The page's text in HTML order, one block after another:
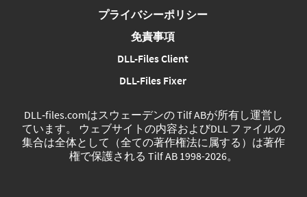
プライバシーポリシー
免責事項
DLL-Files Client
DLL-Files Fixer
DLL‑files.comはスウェーデンの Tilf ABが所有し運営し
ています。 ウェブサイトの内容およびDLL ファイルの
集合は全体として（全ての著作権法に属する）は著作
権で保護される Tilf AB 1998-2026。